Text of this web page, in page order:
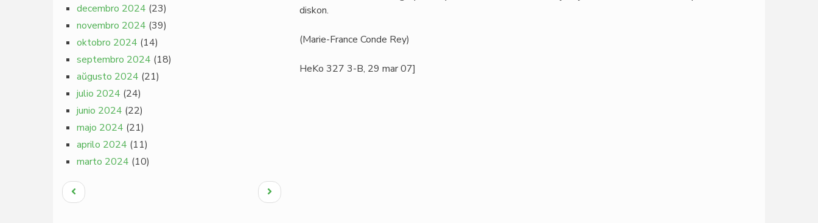
diskon.
(Marie-France Conde Rey)
HeKo 327 3-B, 29 mar 07]
decembro 2024 (23)
novembro 2024 (39)
oktobro 2024 (14)
septembro 2024 (18)
aŭgusto 2024 (21)
julio 2024 (24)
junio 2024 (22)
majo 2024 (21)
aprilo 2024 (11)
marto 2024 (10)
Pagination
Antaŭa
paĝo
Next
page